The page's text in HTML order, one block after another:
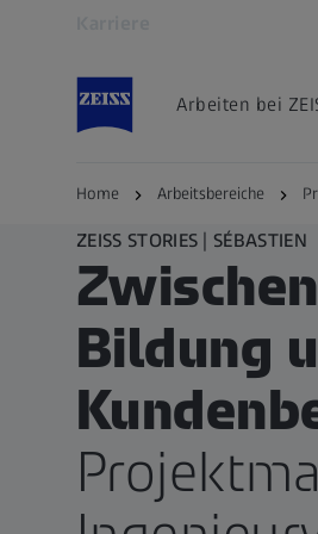
Arbeiten bei
Home Arbeitsbereiche
ZEISS STORIES | SÉBASTIEN
Bildung